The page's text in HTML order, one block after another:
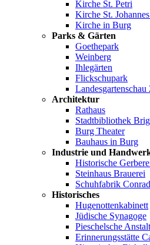
Kirche St. Petri
Kirche St.
Kirche in Burg
Parks & Gärten
Goethepark
Weinberg
Ihlegärten
Flickschupark
Landesgartenschau
Architektur
Rathaus
Stadtbibliothek
Burg Theater
Bauhaus in Burg
Industrie und
Historische
Steinhaus Brauerei
Schuhfabrik
Historisches
Hugenottenkabinett
Jüdische Synagoge
Pieschelsche Anstalt
Erinnerungsstätte